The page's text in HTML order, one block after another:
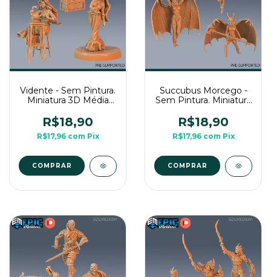
Vidente - Sem Pintura.
Miniatura 3D Média
R$18,90
R$17,96 com Pix
COMPRAR
Succubus Morcego -
Sem Pintura. Miniatura
Mesa
R$18,90
R$17,96 com Pix
COMPRAR